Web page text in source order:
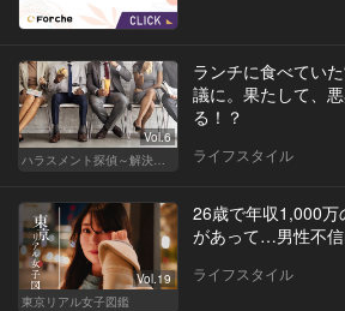
Vol.6
ハラスメント探偵～解決編～
ランチに食べてい
議に。果たして、
る！？
ライフスタイル
Vol.19
東京リアル女子図鑑
26歳で年収1,000万
があって…男性不
ライフスタイル